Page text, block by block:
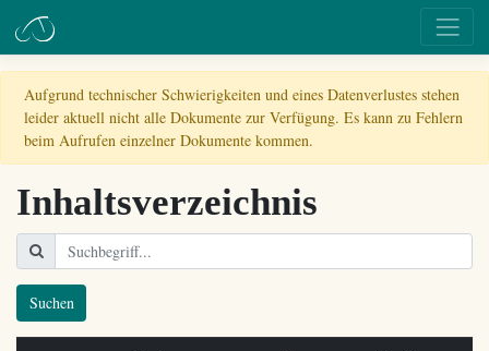
Aufgrund technischer Schwierigkeiten und eines Datenverlustes stehen
leider aktuell nicht alle Dokumente zur Verfügung. Es kann zu Fehlern
beim Aufrufen einzelner Dokumente kommen.
Inhaltsverzeichnis
Suchen